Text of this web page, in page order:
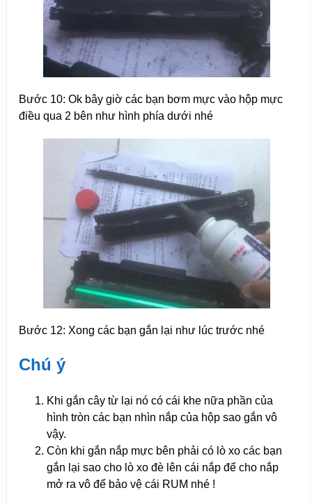
Bước 10: Ok bây giờ các bạn bơm mực vào hộp mực
điều qua 2 bên như hình phía dưới nhé
Bước 12: Xong các bạn gắn lại như lúc trước nhé
Chú ý
Khi gắn cây từ lại nó có cái khe nữa phần của
hình tròn các bạn nhìn nắp của hộp sao gắn vô
vậy.
Còn khi gắn nắp mực bên phải có lò xo các bạn
gắn lại sao cho lò xo đè lên cái nắp để cho nắp
mở ra vô để bảo vệ cái RUM nhé !